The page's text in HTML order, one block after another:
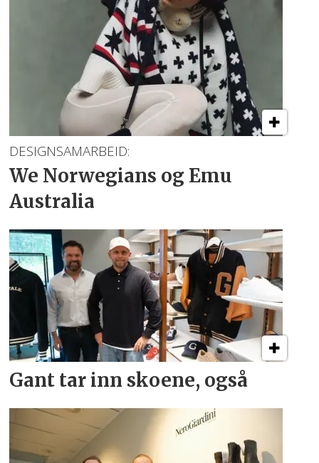
DESIGNSAMARBEID:
We Norwegians og Emu
Australia
Gant tar inn skoene, også